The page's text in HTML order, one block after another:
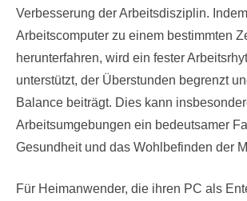
Verbesserung der Arbeitsdisziplin. Indem
Arbeitscomputer zu einem bestimmten
herunterfahren, wird ein fester
unterstützt, der Überstunden begrenzt
Balance beiträgt. Dies kann
Arbeitsumgebungen ein bedeutsamer
Gesundheit und das Wohlbefinden der
Für Heimanwender, die ihren PC als